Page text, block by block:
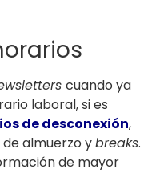
cuando ya
laboral, si es
de desconexión,
almuerzo ybreaks.
de mayor